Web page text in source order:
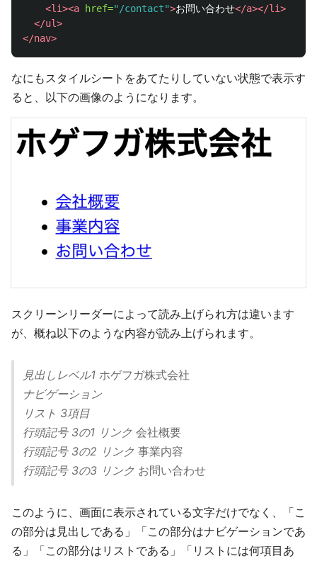
<li><a href="/contact">お問い合わせ</a></li>
</ul>
</nav>
なにもスタイルシートをあてたりしていない状態で表示す
ると、以下の画像のようになります。
スクリーンリーダーによって読み上げられ方は違います
が、概ね以下のような内容が読み上げられます。
見出しレベル1 ホゲフガ株式会社
ナビゲーション
リスト 3項目
行頭記号 3の1 リンク 会社概要
行頭記号 3の2 リンク 事業内容
行頭記号 3の3 リンク お問い合わせ
このように、画面に表示されている文字だけでなく、「こ
の部分は見出しである」「この部分はナビゲーションであ
る」「この部分はリストである」「リストには何項目あ